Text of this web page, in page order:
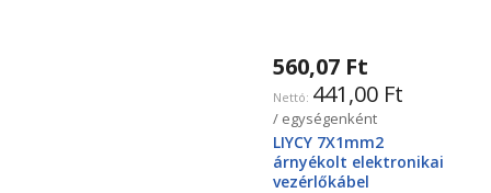
560,07 Ft
441,00 Ft
/ egységenként
LIYCY 7X1mm2
árnyékolt elektronikai
vezérlőkábel